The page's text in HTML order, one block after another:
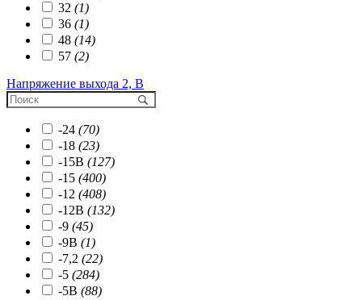
32 (1)
36 (1)
48 (14)
57 (2)
Напряжение выхода 2, В
-24 (70)
-18 (23)
-15В (127)
-15 (400)
-12 (408)
-12В (132)
-9 (45)
-9В (1)
-7,2 (22)
-5 (284)
-5В (88)